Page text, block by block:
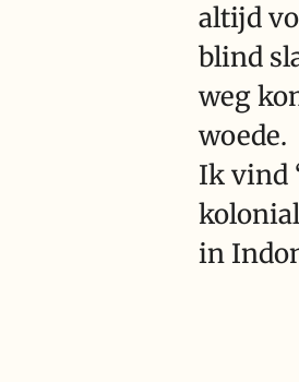
altijd
blind
weg
woede.
Ik vind
in